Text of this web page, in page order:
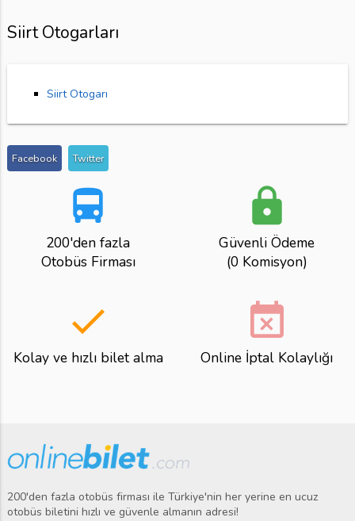
Siirt Otogarları
Siirt Otogarı
Facebook Twitter
directions_bus
200'den fazla
Otobüs Firması
lock
Güvenli Ödeme
(0 Komisyon)
done
Kolay ve hızlı bilet alma
event_busy
Online İptal Kolaylığı
200'den fazla otobüs firması ile Türkiye'nin her yerine en ucuz
otobüs biletini hızlı ve güvenle almanın adresi!